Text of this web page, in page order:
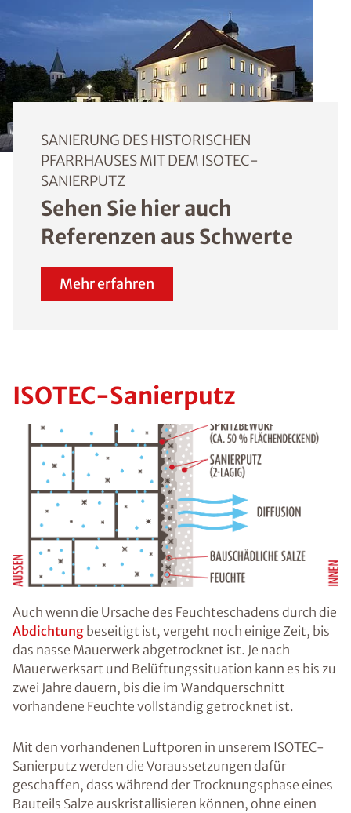
SANIERUNG DES HISTORISCHEN
PFARRHAUSES MIT DEM ISOTEC-
SANIERPUTZ
Sehen Sie hier auch
Referenzen aus Schwerte
Mehr erfahren
ISOTEC-Sanierputz
Auch wenn die Ursache des Feuchteschadens durch die
Abdichtung beseitigt ist, vergeht noch einige Zeit, bis
das nasse Mauerwerk abgetrocknet ist. Je nach
Mauerwerksart und Belüftungssituation kann es bis zu
zwei Jahre dauern, bis die im Wandquerschnitt
vorhandene Feuchte vollständig getrocknet ist.
Mit den vorhandenen Luftporen in unserem ISOTEC-
Sanierputz werden die Voraussetzungen dafür
geschaffen, dass während der Trocknungsphase eines
Bauteils Salze auskristallisieren können, ohne einen